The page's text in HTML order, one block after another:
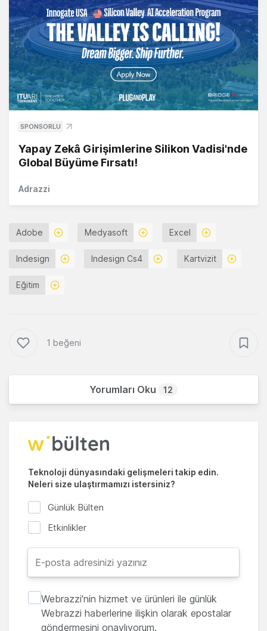
SPONSORLU
Yapay Zekâ Girişimlerine Silikon Vadisi'nde
Global Büyüme Fırsatı!
Adrazzi
Adobe Medyasoft Excel
Indesign Indesign Cs4 Kartvizit
Eğitim
1 beğeni
Yorumları Oku 12
Teknoloji dünyasındaki gelişmeleri takip edin.
Neleri size ulaştırmamızı istersiniz?
Günlük Bülten
Etkinlikler
Webrazzi'nin hizmet ve ürünleri ile günlük
Webrazzi haberlerine ilişkin olarak epostalar
göndermesini onaylıyorum.